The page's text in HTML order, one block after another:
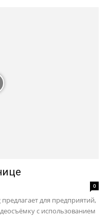
0
для предприятий,
с использованием